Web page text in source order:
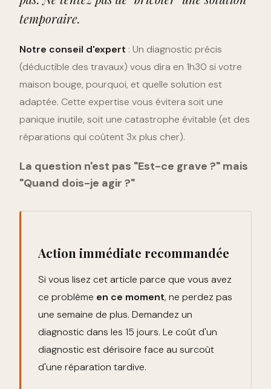
temporaire.
Notre conseil d'expert : Un diagnostic précis
(déductible des travaux) vous dira en 1h30 si votre
maison bouge, pourquoi, et quelle solution est
adaptée. Cette expertise vous évitera soit une
panique inutile, soit une catastrophe évitable (et des
réparations qui coûtent 3x plus cher).
La question n'est pas "Est-ce grave ?" mais
"Quand dois-je agir ?"
Action immédiate recommandée
Si vous lisez cet article parce que vous avez
ce problème en ce moment, ne perdez pas
une semaine de plus. Demandez un
diagnostic dans les 15 jours. Le coût d'un
diagnostic est dérisoire face au surcoût
d'une réparation tardive.